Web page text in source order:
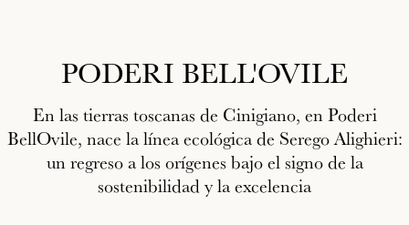
PODERI BELL'OVILE
En las tierras toscanas de Cinigiano, en Poderi
BellOvile, nace la línea ecológica de Serego Alighieri:
un regreso a los orígenes bajo el signo de la
sostenibilidad y la excelencia